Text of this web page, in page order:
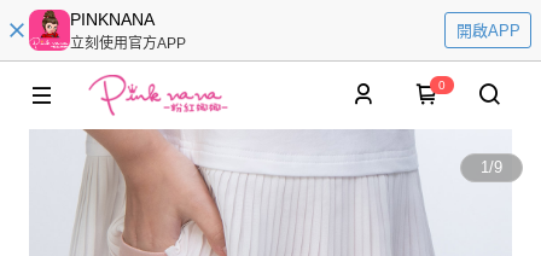
PINKNANA
立刻使用官方APP
開啟APP
0
1/9